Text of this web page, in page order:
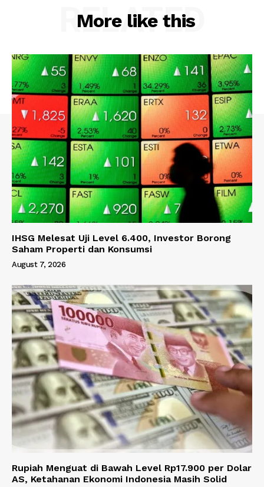
More like this
RELATED
IHSG Melesat Uji Level 6.400, Investor Borong
Saham Properti dan Konsumsi
August 7, 2026
Rupiah Menguat di Bawah Level Rp17.900 per Dolar
AS, Ketahanan Ekonomi Indonesia Masih Solid